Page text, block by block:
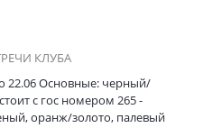
КЛУБА
22.06 Основные: черный/
с гос номером 265 -
оранж/золото, палевый